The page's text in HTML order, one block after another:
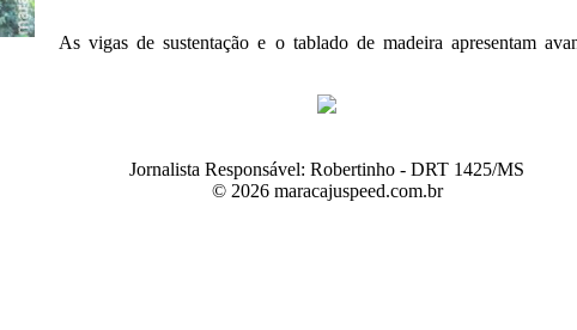
As vigas de sustentação e o tablado de madeira apresentam
Jornalista Responsável: Robertinho - DRT 1425/MS
© 2026 maracajuspeed.com.br